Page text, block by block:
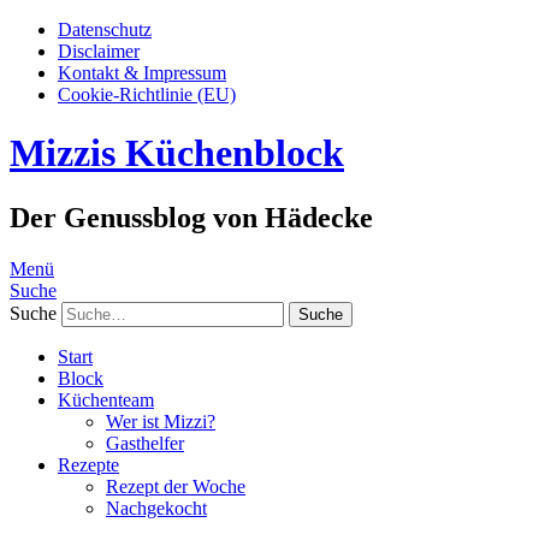
Datenschutz
Disclaimer
Kontakt & Impressum
Cookie-Richtlinie (EU)
Mizzis Küchenblock
Der Genussblog von Hädecke
Menü
Suche
Suche
Start
Block
Küchenteam
Wer ist Mizzi?
Gasthelfer
Rezepte
Rezept der Woche
Nachgekocht